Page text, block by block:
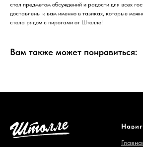
стол предметом обсуждений и радости для всех
доставлены к вам именно в тазиках, которые
стола рядом с пирогами от Штолле!
Вам также может понравиться: